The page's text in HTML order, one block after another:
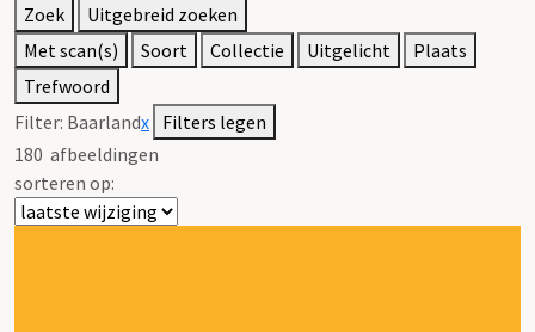
Zoek
Uitgebreid zoeken
Met scan(s)
Soort Collectie Uitgelicht
Plaats
Trefwoord
Filter: Baarlandx Filters legen
180 afbeeldingen
sorteren op: